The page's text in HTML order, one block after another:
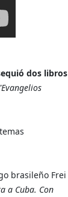
dos libros
brasileño Frei
a Cuba. Con